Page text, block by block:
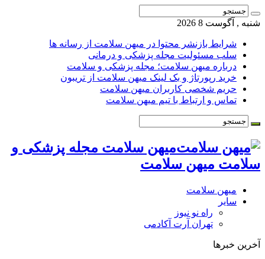
شنبه , آگوست 8 2026
شرایط بازنشر محتوا در میهن سلامت از رسانه ها
سلب مسئولیت مجله پزشکی و درمانی
درباره میهن سلامت؛ مجله پزشکی و سلامت
خرید رپورتاژ و بک لینک میهن سلامت از تریبون
حریم شخصی کاربران میهن سلامت
تماس و ارتباط با تیم میهن سلامت
میهن سلامت مجله پزشکی و
سلامت میهن سلامت
میهن سلامت
سایر
راه نو نیوز
تهران آرت آکادمی
آخرین خبرها